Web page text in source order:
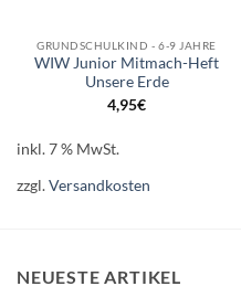
GRUNDSCHULKIND - 6-9 JAHRE
WIW Junior Mitmach-Heft
Unsere Erde
4,95€
inkl. 7 % MwSt.
zzgl.Versandkosten
NEUESTE ARTIKEL